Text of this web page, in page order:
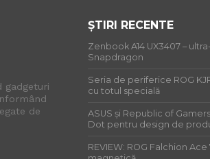
gadgeturi
de
ȘTIRI RECENTE
Zenbook A14 UX3407 –
Snapdragon
Seria de periferice ROG
cu totul specială
ASUS și Republic of
Dot pentru design de
REVIEW: ROG Falchion